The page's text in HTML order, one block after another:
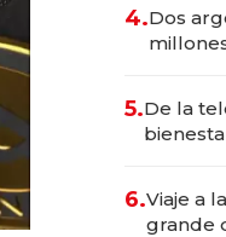
4.Dos
5.De la
6.Viaje a
grande